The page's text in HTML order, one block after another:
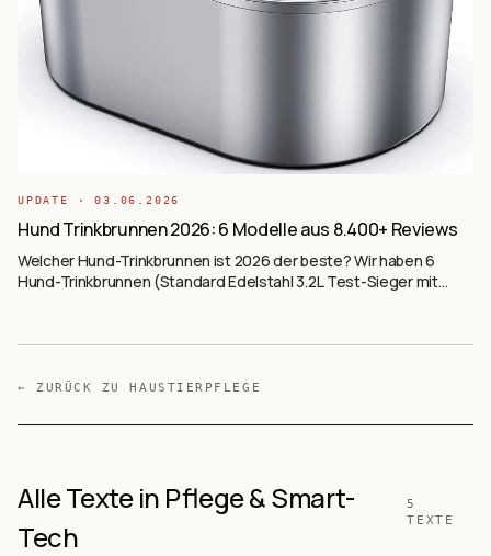
UPDATE ·03.06.2026
Hund Trinkbrunnen 2026: 6 Modelle aus 8.400+ Reviews
Welcher Hund-Trinkbrunnen ist 2026 der beste? Wir haben 6
Hund-Trinkbrunnen (Standard Edelstahl 3.2L Test-Sieger mit
WiFi, 15L XXL für Großhunde) auf Basis von 8.400+ Käufer-Reviews
← ZURÜCK ZUHAUSTIERPFLEGE
Alle Texte in Pflege & Smart-
Tech
5
TEXTE